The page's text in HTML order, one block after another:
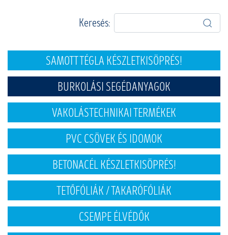
Keresés:
SAMOTT TÉGLA KÉSZLETKISÖPRÉS!
BURKOLÁSI SEGÉDANYAGOK
VAKOLÁSTECHNIKAI TERMÉKEK
PVC CSÖVEK ÉS IDOMOK
BETONACÉL KÉSZLETKISÖPRÉS!
TETŐFÓLIÁK / TAKARÓFÓLIÁK
CSEMPE ÉLVÉDŐK